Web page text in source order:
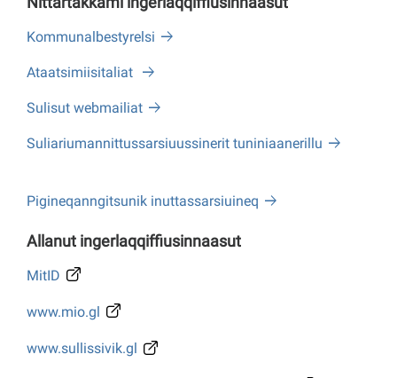
Kommunalbestyrelsi
Ataatsimiisitaliat
Sulisut webmailiat
Suliariumannittussarsiuussinerit tuniniaanerillu
Pigineqanngitsunik inuttassarsiuineq
Allanut ingerlaqqiffiusinnaasut
MitID
www.mio.gl
www.sullissivik.gl